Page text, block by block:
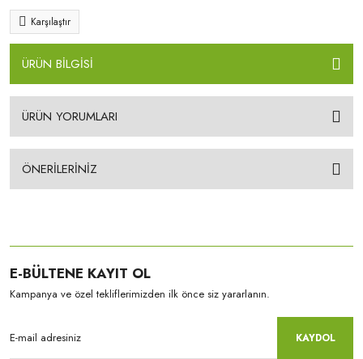
Karşılaştır
ÜRÜN BİLGİSİ
ÜRÜN YORUMLARI
ÖNERİLERİNİZ
E-BÜLTENE KAYIT OL
Kampanya ve özel tekliflerimizden ilk önce siz yararlanın.
KAYDOL